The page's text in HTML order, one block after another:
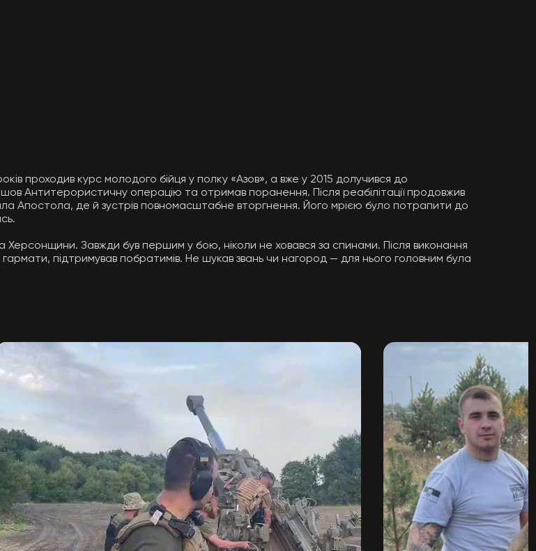
проходив курс молодого бійця у полку «Азов», а вже у 2015 долучився до
Антитерористичну операцію та отримав поранення. Після реабілітації продовжив
Апостола, де й зустрів повномасштабне вторгнення. Його мрією було потрапити до
Завжди був першим у бою, ніколи не ховався за спинами. Після виконання
підтримував побратимів. Не шукав звань чи нагород — для нього головним була
у першому секторі, з 2017-го — у лавах армії. Людина, яка виросла на війні, що
району. Йому було лише 25.
духу й незламності.
й боротимемось далі